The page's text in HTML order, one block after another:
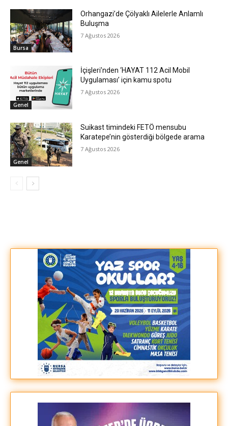
Bursa
Orhangazi’de Çölyaklı Ailelerle Anlamlı
Buluşma
7 Ağustos 2026
Genel
İçişleri’nden ‘HAYAT 112 Acil Mobil
Uygulaması’ için kamu spotu
7 Ağustos 2026
Genel
Suikast timindeki FETÖ mensubu
Karatepe’nin gösterdiği bölgede arama
7 Ağustos 2026